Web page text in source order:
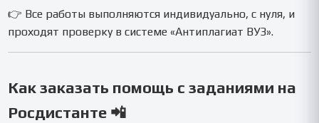
👉 Все работы выполняются индивидуально, с нуля, и
проходят проверку в системе «Антиплагиат ВУЗ».
Как заказать помощь с заданиями на
Росдистанте 📲